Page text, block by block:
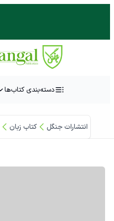
دسته‌بندی کتاب‌ها
انتشارات جنگل کتاب زبان